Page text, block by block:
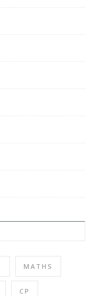
MATHS
CP